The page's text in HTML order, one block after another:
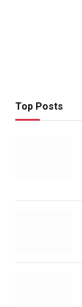
Top Posts